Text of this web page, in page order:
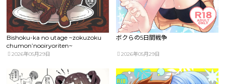
Bishoku-ka no utage ~zokuzoku
chumon’nooiryoriten~
2026年05月29日
ボクらの5日間戦争
2026年05月29日